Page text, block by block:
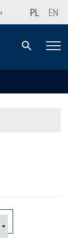
PL EN